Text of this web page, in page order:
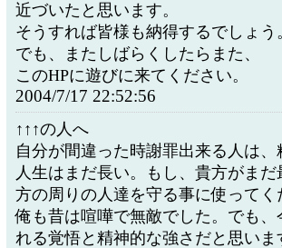
近づいたと思います。
そうすれば皆様も納得するでしょう
でも、またしばらくしたらまた、
このHPに遊びに来てください。
2004/7/17 22:52:56
↑↑↑の人へ
自分が間違った時謝罪出来る人は
人生はまだ長い。もし、貴方がま
方の周りの人達を守る事に使ってく
俺も昔は喧嘩で無敵でした。でも
れる覚悟と精神的な強さだと思いま